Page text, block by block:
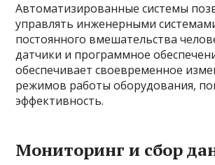
Автоматизированные системы
управлять инженерными
постоянного вмешательства
датчики и программное
обеспечивает своевременное
режимов работы оборудования,
эффективность.
Мониторинг и сбор